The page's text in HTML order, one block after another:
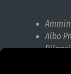
Albo
Bilanci